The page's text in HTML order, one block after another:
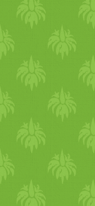
három
kásás
noha
mellé
Ádinak
– egy